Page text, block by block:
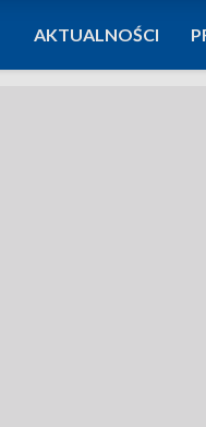
AKTUALNOŚCI